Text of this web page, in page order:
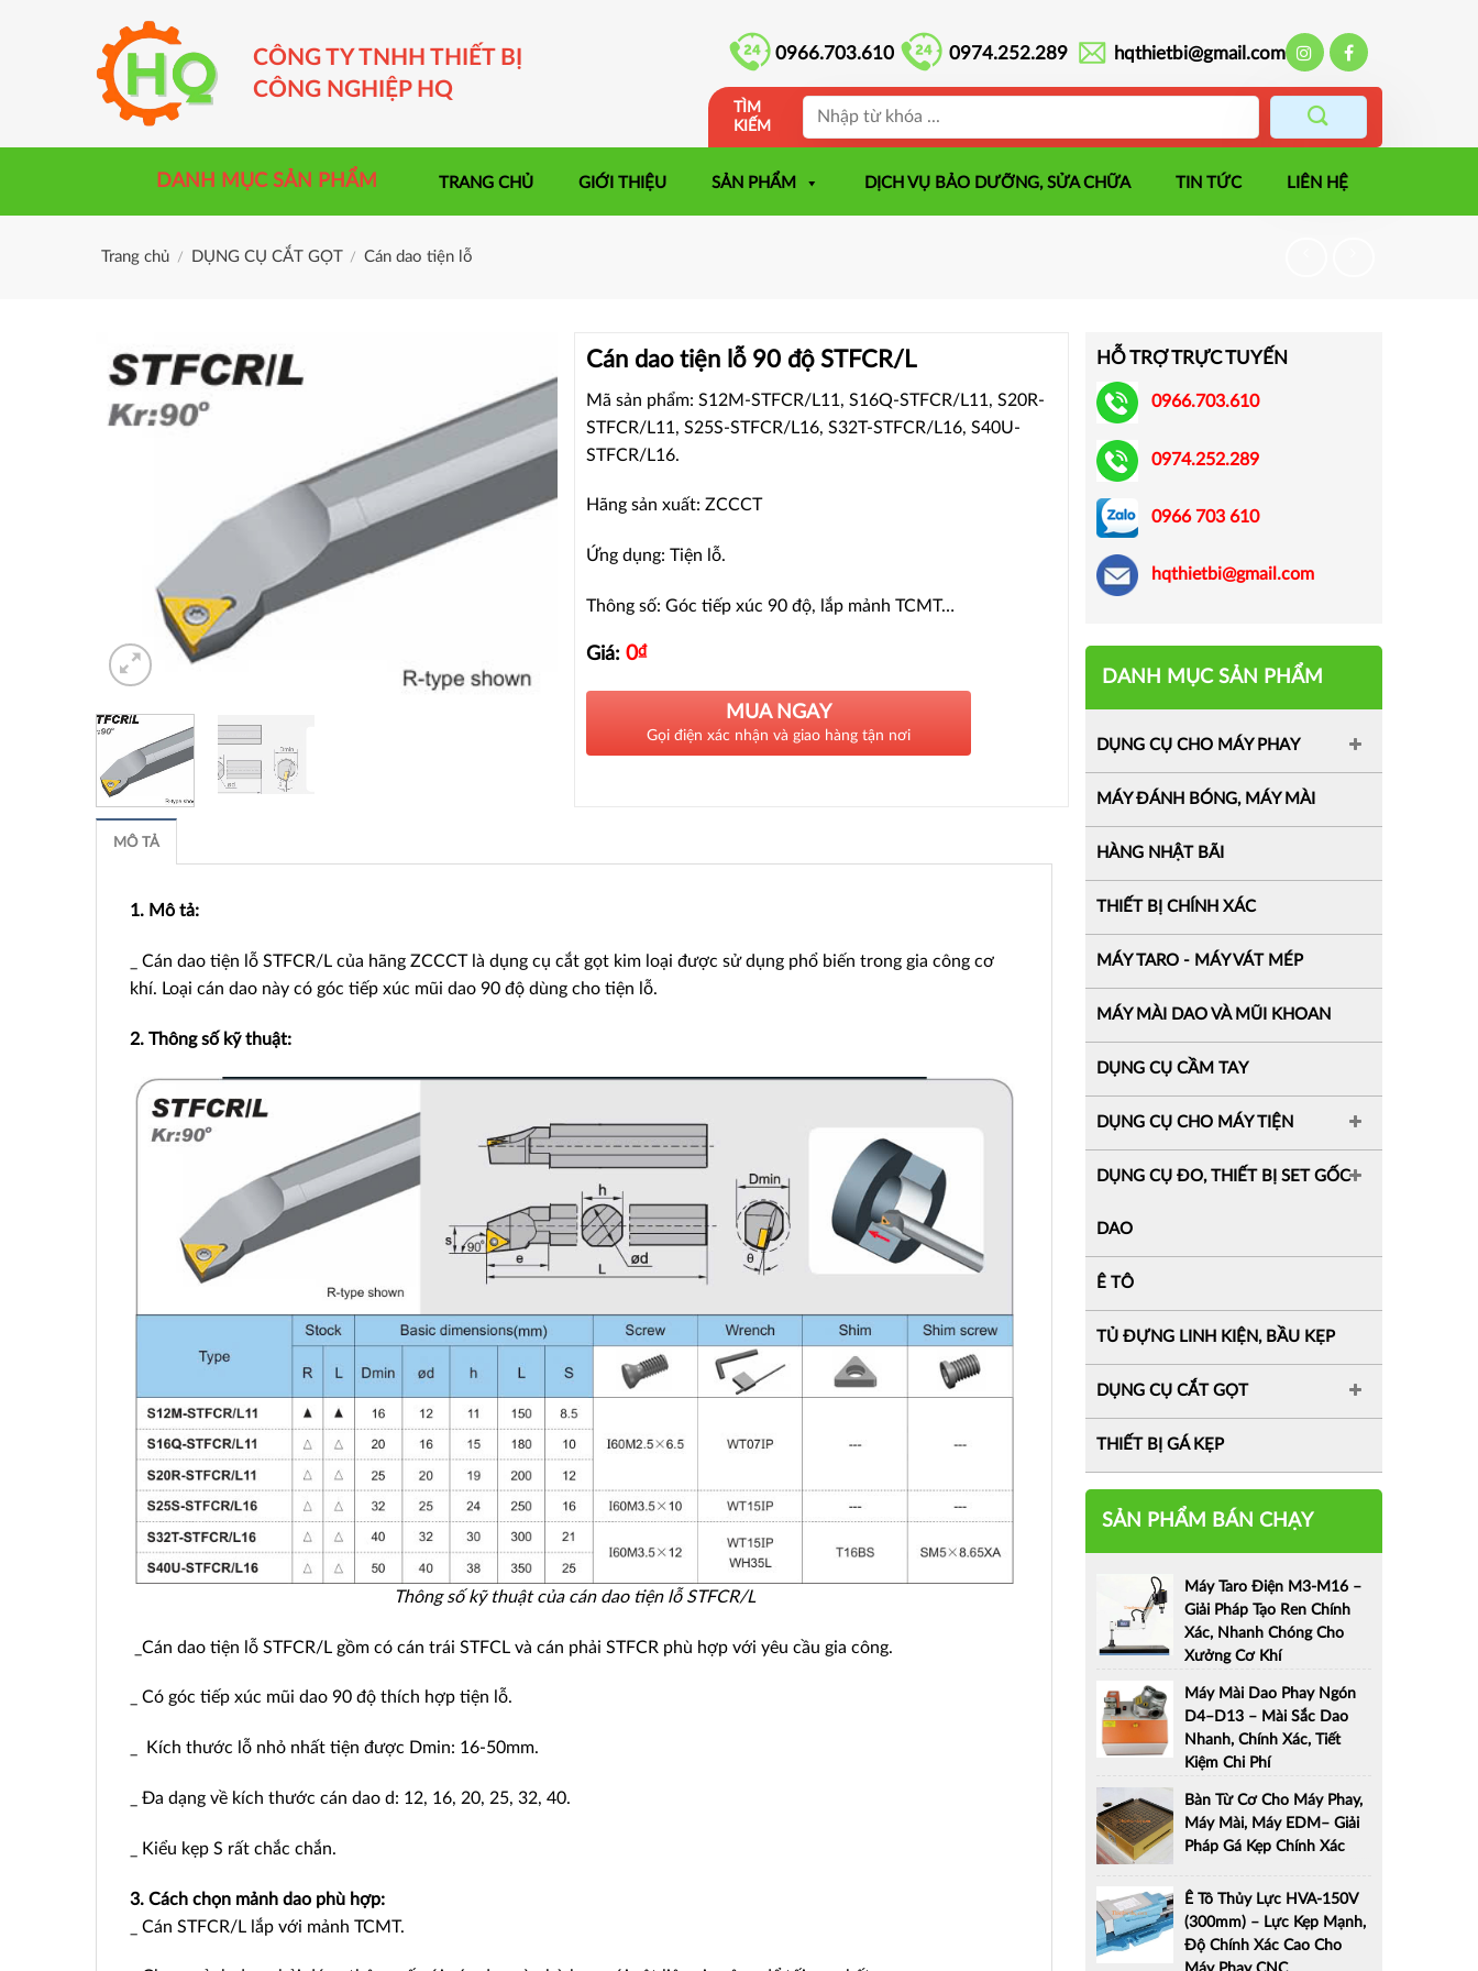
CÔNG TY TNHH THIẾT BỊ
CÔNG NGHIỆP HQ
0966.703.610 0974.252.289 hqthietbi@gmail.com
TÌM
KIẾM
DANH MỤC SẢN PHẨM TRANG CHỦ GIỚI THIỆU SẢN PHẨM DỊCH VỤ BẢO DƯỠNG, SỬA CHỮA TIN TỨC LIÊN HỆ
Trang chủ / DỤNG CỤ CẮT GỌT / Cán dao tiện lỗ
HỖ TRỢ TRỰC TUYẾN
0966.703.610
0974.252.289
0966 703 610
hqthietbi@gmail.com
DANH MỤC SẢN PHẨM
DỤNG CỤ CHO MÁY PHAY
MÁY ĐÁNH BÓNG, MÁY MÀI
HÀNG NHẬT BÃI
THIẾT BỊ CHÍNH XÁC
MÁY TARO - MÁY VÁT MÉP
MÁY MÀI DAO VÀ MŨI KHOAN
DỤNG CỤ CẦM TAY
DỤNG CỤ CHO MÁY TIỆN
DỤNG CỤ ĐO, THIẾT BỊ SET GỐC
DAO
Ê TÔ
TỦ ĐỰNG LINH KIỆN, BẦU KẸP
DỤNG CỤ CẮT GỌT
THIẾT BỊ GÁ KẸP
SẢN PHẨM BÁN CHẠY
Máy Taro Điện M3-M16 –
Giải Pháp Tạo Ren Chính
Xác, Nhanh Chóng Cho
Xưởng Cơ Khí
Máy Mài Dao Phay Ngón
D4–D13 – Mài Sắc Dao
Nhanh, Chính Xác, Tiết
Kiệm Chi Phí
Bàn Từ Cơ Cho Máy Phay,
Máy Mài, Máy EDM– Giải
Pháp Gá Kẹp Chính Xác
Ê Tô Thủy Lực HVA-150V
(300mm) – Lực Kẹp Mạnh,
Độ Chính Xác Cao Cho
Cán dao tiện lỗ 90 độ STFCR/L
Mã sản phẩm: S12M-STFCR/L11, S16Q-STFCR/L11, S20R-
STFCR/L11, S25S-STFCR/L16, S32T-STFCR/L16, S40U-
STFCR/L16.
Hãng sản xuất: ZCCCT
Ứng dụng: Tiện lỗ.
Thông số: Góc tiếp xúc 90 độ, lắp mảnh TCMT…
Giá: 0₫
MUA NGAY
Gọi điện xác nhận và giao hàng tận nơi
MÔ TẢ
1. Mô tả:
_ Cán dao tiện lỗ STFCR/L của hãng ZCCCT là dụng cụ cắt gọt kim loại được sử dụng phổ biến trong gia công cơ
khí. Loại cán dao này có góc tiếp xúc mũi dao 90 độ dùng cho tiện lỗ.
2. Thông số kỹ thuật:
Thông số kỹ thuật của cán dao tiện lỗ STFCR/L
_Cán dao tiện lỗ STFCR/L gồm có cán trái STFCL và cán phải STFCR phù hợp với yêu cầu gia công.
_ Có góc tiếp xúc mũi dao 90 độ thích hợp tiện lỗ.
_ Kích thước lỗ nhỏ nhất tiện được Dmin: 16-50mm.
_ Đa dạng về kích thước cán dao d: 12, 16, 20, 25, 32, 40.
_ Kiểu kẹp S rất chắc chắn.
3. Cách chọn mảnh dao phù hợp:
_ Cán STFCR/L lắp với mảnh TCMT.